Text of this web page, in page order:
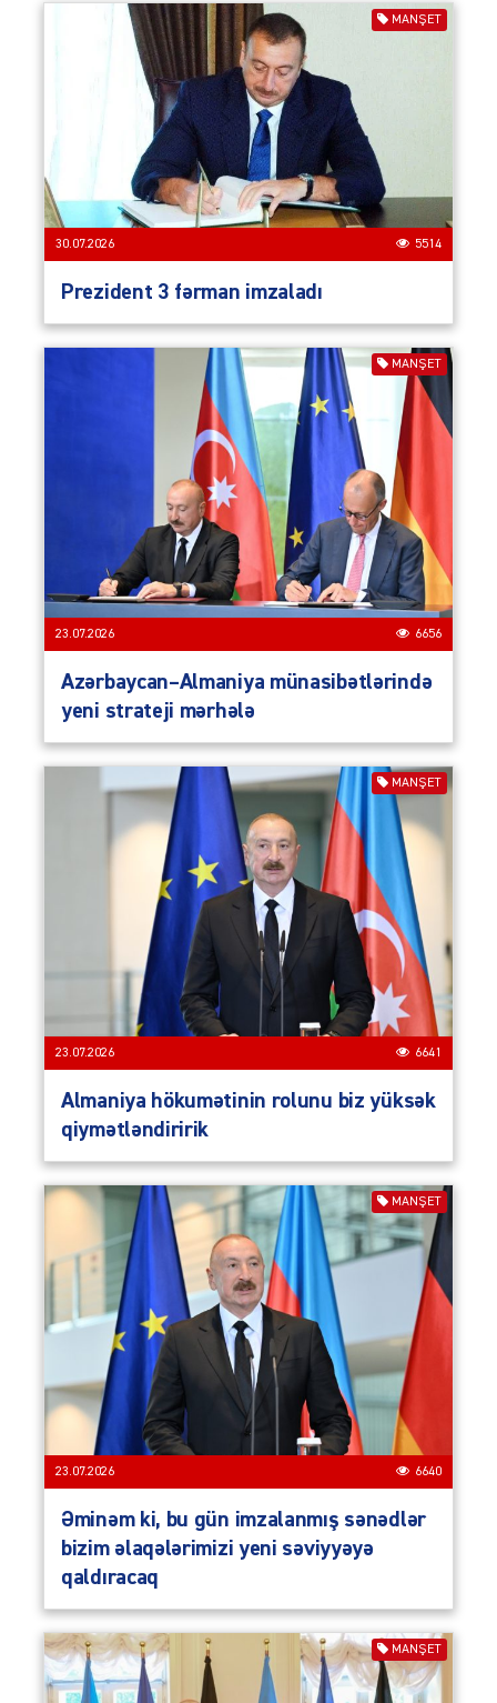
MANŞET
30.07.2026 5514
Prezident 3 fərman imzaladı
MANŞET
23.07.2026 6656
Azərbaycan–Almaniya münasibətlərində
yeni strateji mərhələ
MANŞET
23.07.2026 6641
Almaniya hökumətinin rolunu biz yüksək
qiymətləndiririk
MANŞET
23.07.2026 6640
Əminəm ki, bu gün imzalanmış sənədlər
bizim əlaqələrimizi yeni səviyyəyə
qaldıracaq
MANŞET